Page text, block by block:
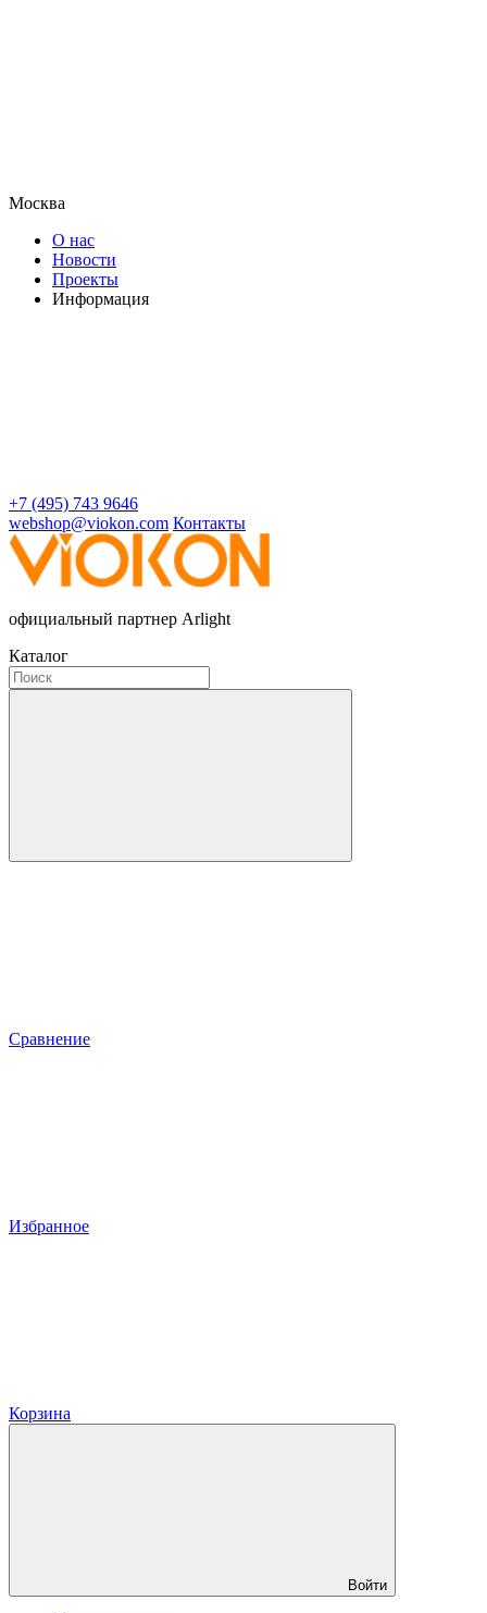
Москва
О нас
Новости
Проекты
Информация
+7 (495) 743 9646
webshop@viokon.com Контакты
официальный партнер Arlight
Каталог
Сравнение
Избранное
Корзина
Войти